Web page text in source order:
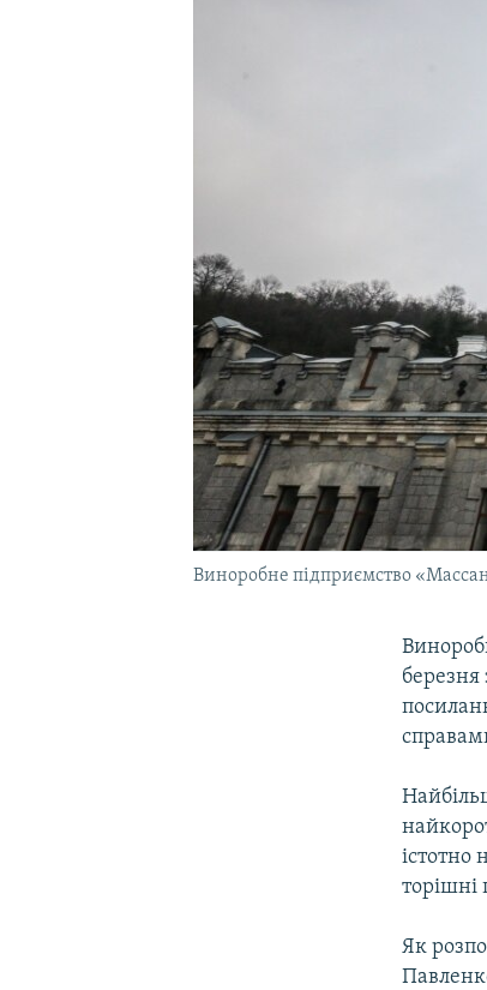
Виноробне підприємство
березня
істотно
торішні
Як